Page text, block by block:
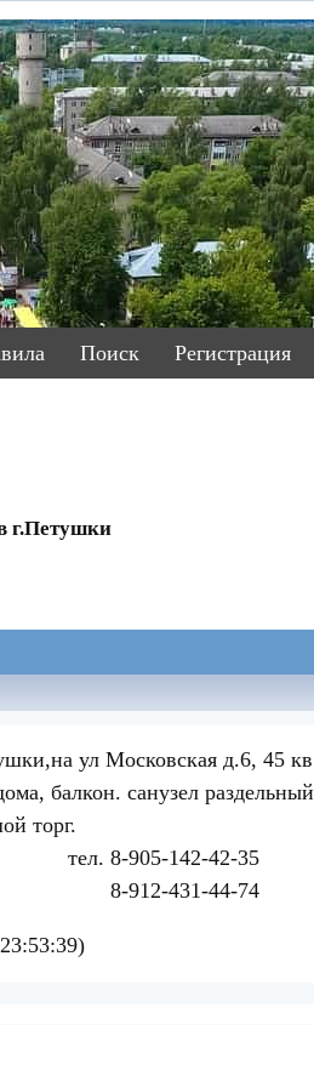
Поиск Регистрация
г.Петушки
ул Московская д.6, 45
балкон. санузел
торг.
42-35
44-74